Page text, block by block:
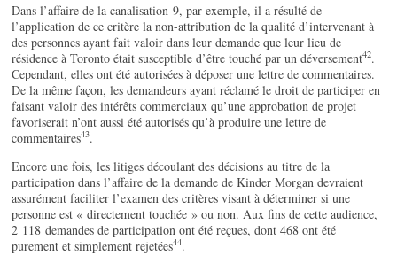
Dans l’affaire de la canalisation 9, par exemple, il a résulté de
l’application de ce critère la non-attribution de la qualité d’intervenant à
des personnes ayant fait valoir dans leur demande que leur lieu de
résidence à Toronto était susceptible d’être touché par un déversement42.
Cependant, elles ont été autorisées à déposer une lettre de commentaires.
De la même façon, les demandeurs ayant réclamé le droit de participer en
faisant valoir des intérêts commerciaux qu’une approbation de projet
favoriserait n’ont aussi été autorisés qu’à produire une lettre de
commentaires43.
Encore une fois, les litiges découlant des décisions au titre de la
participation dans l’affaire de la demande de Kinder Morgan devraient
assurément faciliter l’examen des critères visant à déterminer si une
personne est « directement touchée » ou non. Aux fins de cette audience,
2 118 demandes de participation ont été reçues, dont 468 ont été
purement et simplement rejetées44.